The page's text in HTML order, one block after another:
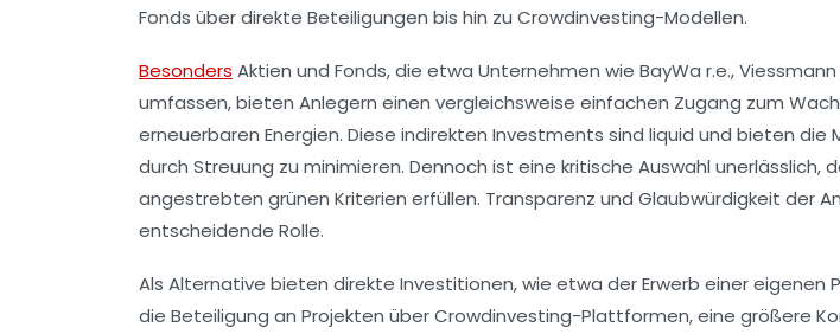
Fonds über direkte Beteiligungen bis hin zu Crowdinvesting-Modellen.
Besonders Aktien und Fonds, die etwa Unternehmen wie BayWa r.e., Viessmann
umfassen, bieten Anlegern einen vergleichsweise einfachen Zugang zum
erneuerbaren Energien. Diese indirekten Investments sind liquid und bieten die
durch Streuung zu minimieren. Dennoch ist eine kritische Auswahl unerlässlich,
angestrebten grünen Kriterien erfüllen. Transparenz und Glaubwürdigkeit der
entscheidende Rolle.
Als Alternative bieten direkte Investitionen, wie etwa der Erwerb einer eigenen
die Beteiligung an Projekten über Crowdinvesting-Plattformen, eine größere